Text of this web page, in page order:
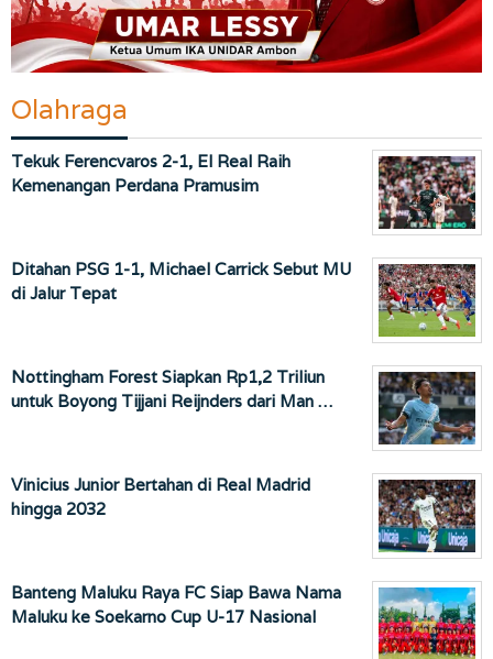
Olahraga
Tekuk Ferencvaros 2-1, El Real Raih
Kemenangan Perdana Pramusim
Ditahan PSG 1-1, Michael Carrick Sebut MU
di Jalur Tepat
Nottingham Forest Siapkan Rp1,2 Triliun
untuk Boyong Tijjani Reijnders dari Man …
Vinicius Junior Bertahan di Real Madrid
hingga 2032
Banteng Maluku Raya FC Siap Bawa Nama
Maluku ke Soekarno Cup U-17 Nasional